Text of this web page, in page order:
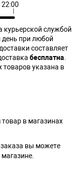
22:00
курьерской службой
при любой
составляет
бесплатна.
товаров указана в
в магазинах
вы можете